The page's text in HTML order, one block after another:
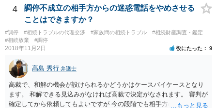
行等に照会をかけることになるでしょう。 不動産は、相続登記が済ん
でいなければ市役所ないし区役所に、お子様と義父様のつながりがわ
かる戸籍一式を揃えてもちこみ、「名寄せ」という手続きをすると、
分かると思います。遺産分割協議書の偽造等により既に相続登記され
てしまっている場合は、住所などに当たりをつけて登記名義を調べて
すが、現代では、各々が自由に価格設定をしていますので、特に相場
はお示しできません。ただし、かつて日本弁護士連合会が設けていた
報酬基準を踏まえて価格設定している弁護士は一定数いると思います
ので、それが一応の目安となるでしょう。
4
調停不成立の相手方からの迷惑電話をやめさせる
ことはできますか？
#調停 #相続トラブルの代理交渉 #家族間の相続トラブル
#相続財産調査・鑑定
#相続放棄
#調停
2018年11月2日 役にたった 9
高島 秀行 弁護士
高裁で、和解の機会が設けられるかどうかはケースバイケースとなり
ます。 和解できる見込みがなければ高裁で決定がなされます。 審判が
確定してから依頼してもよいですが 今の段階でも相手方の連絡が迷惑